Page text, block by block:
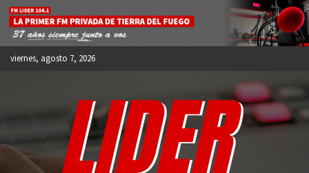
Skip
content
viernes, agosto 7, 2026